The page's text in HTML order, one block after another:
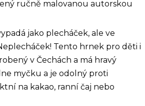
ručně malovanou autorskou
jako plecháček, ale ve
Tento hrnek pro děti i
v Čechách a má hravý
myčku a je odolný proti
na kakao, ranní čaj nebo